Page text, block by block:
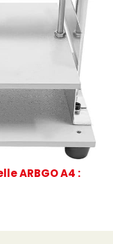
ARBGO A4 :